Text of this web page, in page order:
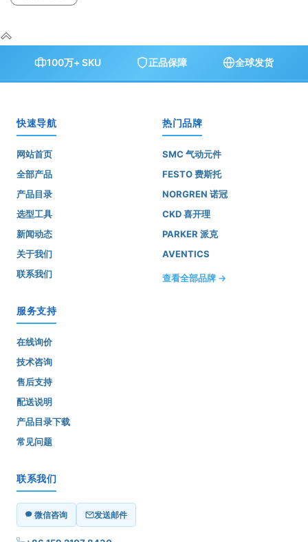
100万+ SKU 正品保障 全球发货
快速导航
网站首页
全部产品
产品目录
选型工具
新闻动态
关于我们
联系我们
热门品牌
SMC 气动元件
FESTO 费斯托
NORGREN 诺冠
CKD 喜开理
PARKER 派克
AVENTICS
查看全部品牌 →
服务支持
在线询价
技术咨询
售后支持
配送说明
产品目录下载
常见问题
联系我们
微信咨询 发送邮件